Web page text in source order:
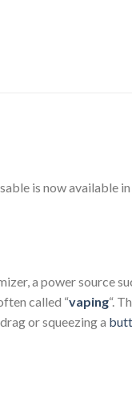
is now available
a power source
called “vaping“.
drag or squeezing a